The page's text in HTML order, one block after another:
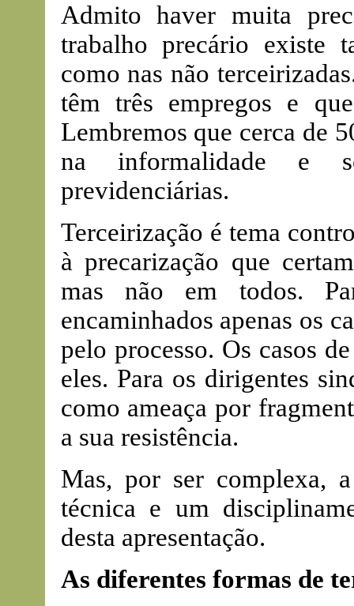
Admito haver muita
trabalho precário existe
como nas não
têm três empregos e
Lembremos que cerca de
na informalidade e
previdenciárias.
Terceirização é tema
à precarização que
mas não em todos.
encaminhados apenas os
pelo processo. Os casos
eles. Para os dirigentes
como ameaça por
a sua resistência.
Mas, por ser complexa,
técnica e um
desta apresentação.
As diferentes formas de